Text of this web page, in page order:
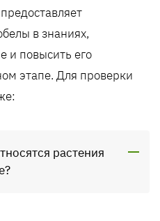
в знаниях,
и повысить его
этапе. Для проверки
растения